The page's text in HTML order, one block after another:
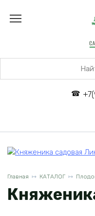
Главная КАТАЛОГ